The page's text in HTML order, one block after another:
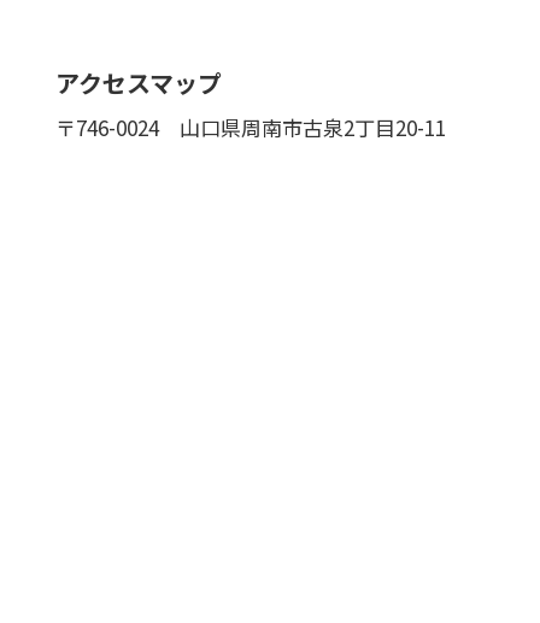
アクセスマップ
〒746-0024 山口県周南市古泉2丁目20-11